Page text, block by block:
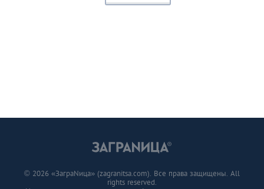
© 2026 «ЗаграNица» (zagranitsa.com). Все права защищены. All
rights reserved.